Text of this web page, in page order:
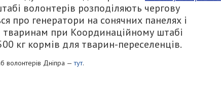
волонтерів розподіляють чергову
про генератори на сонячних панелях і
при Координаційному штабі
кг кормів для тварин-переселенців.
волонтерів Дніпра —тут.